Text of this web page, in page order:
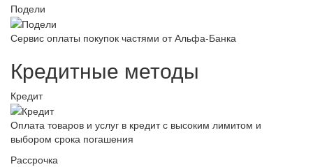
Подели
Сервис оплаты покупок частями от Альфа-Банка
Кредитные методы
Кредит
Оплата товаров и услуг в кредит с высоким лимитом и
выбором срока погашения
Рассрочка